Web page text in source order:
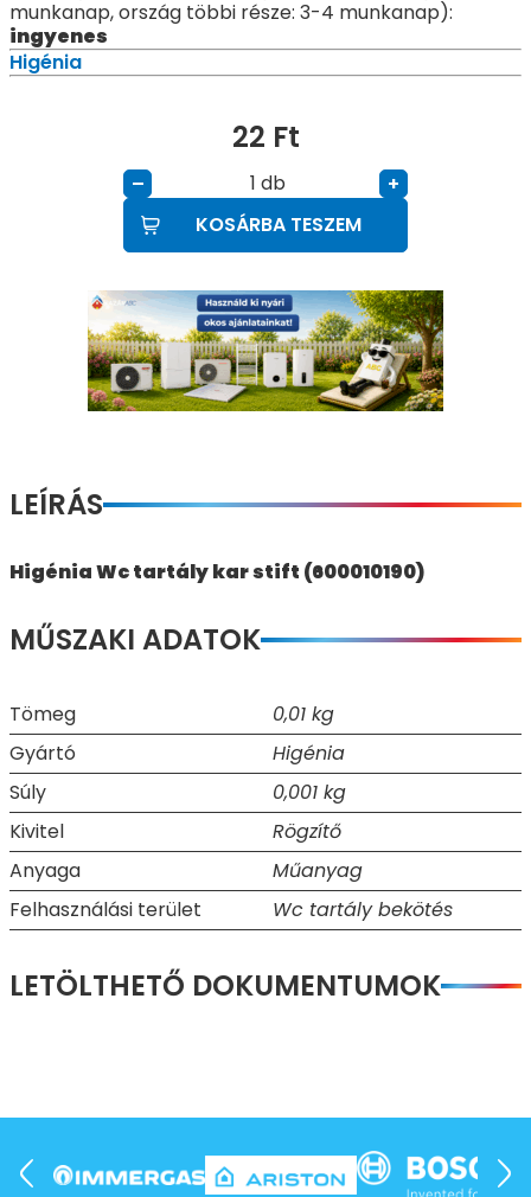
munkanap, ország többi része: 3-4 munkanap):
ingyenes
Higénia
22 Ft
– db
+
KOSÁRBA TESZEM
LEÍRÁS
Higénia Wc tartály kar stift (600010190)
MŰSZAKI ADATOK
Tömeg
0,01 kg
Gyártó
Higénia
Súly
0,001 kg
Kivitel
Rögzítő
Anyaga
Műanyag
Felhasználási terület
Wc tartály bekötés
LETÖLTHETŐ DOKUMENTUMOK